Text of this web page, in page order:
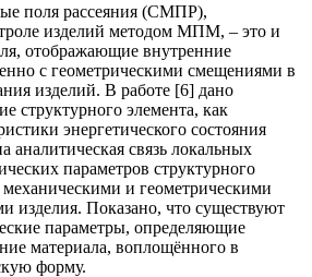
поля рассеяния (СМПР),
изделий методом МПМ, – это и
отображающие внутренние
с геометрическими смещениями в
изделий. В работе [6] дано
структурного элемента, как
энергетического состояния
аналитическая связь локальных
параметров структурного
и геометрическими
изделия. Показано, что существуют
параметры, определяющие
материала, воплощённого в
форму.